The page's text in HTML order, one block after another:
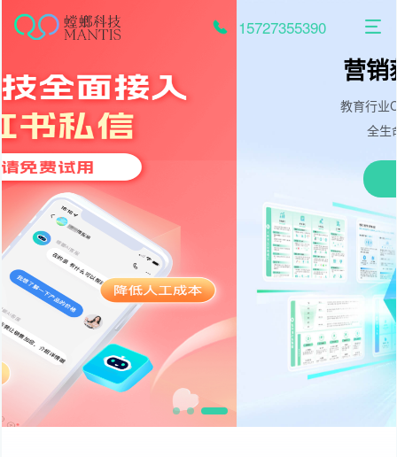
15727355390
营销获客干货大图
教育行业CRM营销引流，高效获客
全生命周期营销知识地图